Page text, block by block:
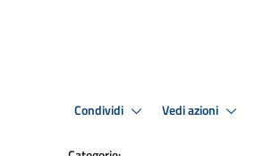
Condividi Vedi azioni